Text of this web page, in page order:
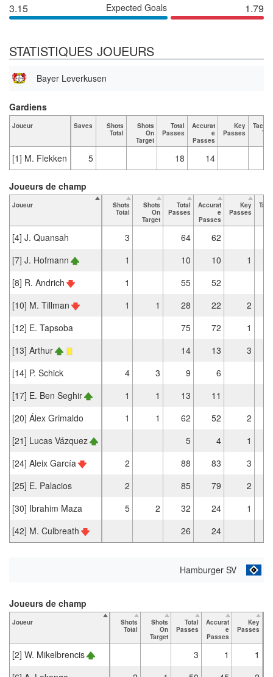
3.15 Expected Goals 1.79
STATISTIQUES JOUEURS
Bayer Leverkusen
Joueur Saves
Shots
Total
Shots
On
Target
Total
Passes
Accurat
e
Passes
Key
Passes
[1] M. Flekken 5 18 14
Gardiens
Joueur
Shots
Total
Shots
On
Target
Total
Passes
Accurat
e
Passes
Key
Passes
[4] J. Quansah 3 64
62
[7] J. Hofmann
1 10 10
1
[8] R. Andrich
1 55
52
[10] M. Tillman
1 1 28 22
2
[12] E. Tapsoba
75 72
1
[13] Arthur
14 13
3
[14] P. Schick
4 3 9
6
[17] E. Ben Seghir
1 1 13
11
[20] Álex Grimaldo
1 1 62 52
2
[21] Lucas Vázquez
5 4
1
[24] Aleix García
2 88 83
3
[25] E. Palacios
2 85 79
2
[30] Ibrahim Maza
5 2 32 24
1
[42] M. Culbreath
26 24
Joueurs de champ
Hamburger SV
Joueur
Shots
Total
Shots
On
Target
Total
Passes
Accurat
e
Passes
Key
Passes
[2] W. Mikelbrencis 3 1
1
Joueurs de champ